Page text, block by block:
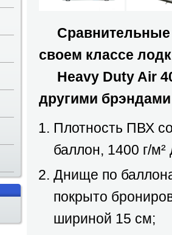
своем классе
Heavy Duty Air
другими
Плотность ПВХ
баллон, 1400 г/
Днище по
покрыто
шириной 15 см;